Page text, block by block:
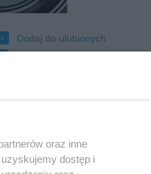
Dodaj do ulubionych
oraz inne
dostęp i